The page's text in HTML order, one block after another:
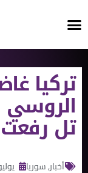
تركيا
تل
أخبار,سوريا يوليو 4,